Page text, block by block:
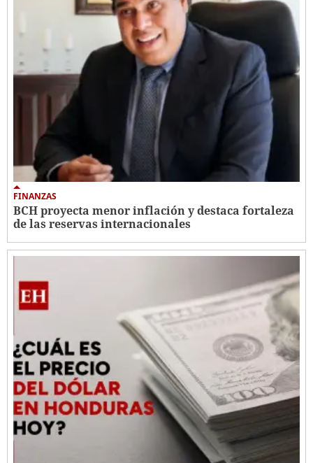
FINANZAS
BCH proyecta menor inflación y destaca fortaleza
de las reservas internacionales